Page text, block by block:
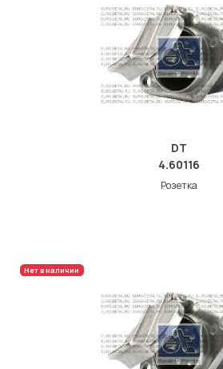
DT
4.60116
Розетка
Нет в наличии